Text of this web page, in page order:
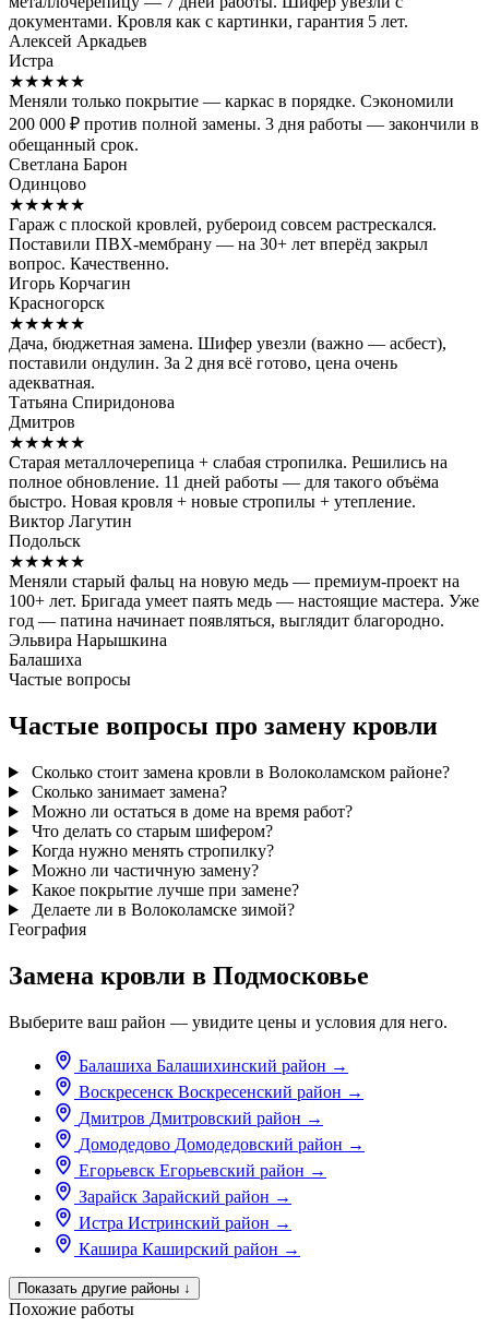
документами. Кровля как с картинки, гарантия 5 лет.
Алексей Аркадьев
Истра
★★★★★
Меняли только покрытие — каркас в порядке. Сэкономили
200 000 ₽ против полной замены. 3 дня работы — закончили в
обещанный срок.
Светлана Барон
Одинцово
★★★★★
Гараж с плоской кровлей, рубероид совсем растрескался.
Поставили ПВХ-мембрану — на 30+ лет вперёд закрыл
вопрос. Качественно.
Игорь Корчагин
Красногорск
★★★★★
Дача, бюджетная замена. Шифер увезли (важно — асбест),
поставили ондулин. За 2 дня всё готово, цена очень
адекватная.
Татьяна Спиридонова
Дмитров
★★★★★
Старая металлочерепица + слабая стропилка. Решились на
полное обновление. 11 дней работы — для такого объёма
быстро. Новая кровля + новые стропилы + утепление.
Виктор Лагутин
Подольск
★★★★★
Меняли старый фальц на новую медь — премиум-проект на
100+ лет. Бригада умеет паять медь — настоящие мастера. Уже
год — патина начинает появляться, выглядит благородно.
Эльвира Нарышкина
Балашиха
Частые вопросы
Частые вопросы про замену кровли
Сколько стоит замена кровли в Волоколамском районе?
Сколько занимает замена?
Можно ли остаться в доме на время работ?
Что делать со старым шифером?
Когда нужно менять стропилку?
Можно ли частичную замену?
Какое покрытие лучше при замене?
Делаете ли в Волоколамске зимой?
География
Замена кровли в Подмосковье
Выберите ваш район — увидите цены и условия для него.
Балашиха Балашихинский район →
Воскресенск Воскресенский район →
Дмитров Дмитровский район →
Домодедово Домодедовский район →
Егорьевск Егорьевский район →
Зарайск Зарайский район →
Истра Истринский район →
Кашира Каширский район →
Показать другие районы ↓
Похожие работы